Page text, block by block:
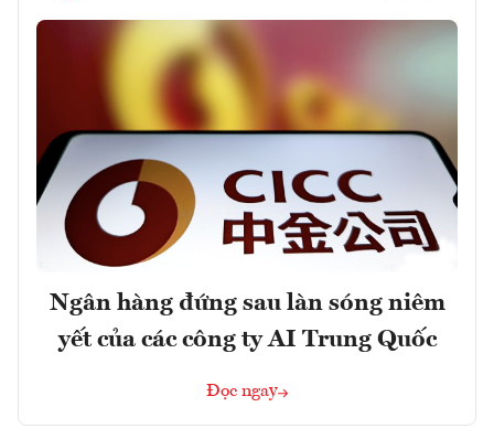
Ngân hàng đứng sau làn sóng niêm
yết của các công ty AI Trung Quốc
Đọc ngay